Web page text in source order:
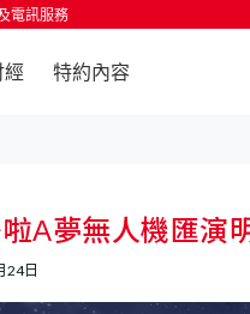
電訊服務
經 特約內容
A夢無人機匯
24日